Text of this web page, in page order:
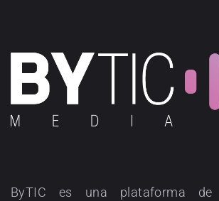
ByTIC es una plataforma de